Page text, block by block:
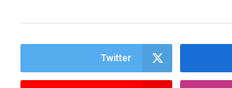
Twitter